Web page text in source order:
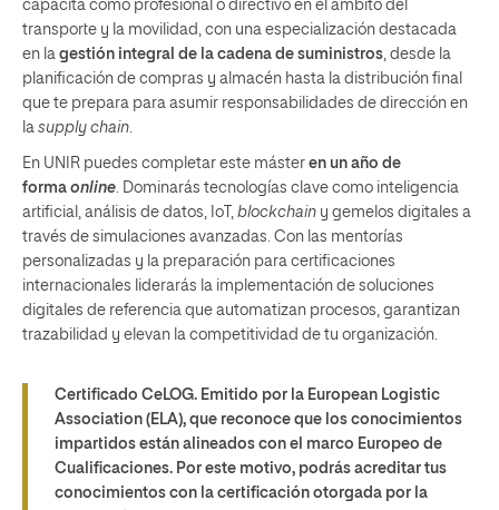
capacita como profesional o directivo en el ámbito del
transporte y la movilidad, con una especialización destacada
en la gestión integral de la cadena de suministros, desde la
planificación de compras y almacén hasta la distribución final
que te prepara para asumir responsabilidades de dirección en
la supply chain.
En UNIR puedes completar este máster en un año de
forma online. Dominarás tecnologías clave como inteligencia
artificial, análisis de datos, IoT, blockchain y gemelos digitales a
través de simulaciones avanzadas. Con las mentorías
personalizadas y la preparación para certificaciones
internacionales liderarás la implementación de soluciones
digitales de referencia que automatizan procesos, garantizan
trazabilidad y elevan la competitividad de tu organización.
Certificado CeLOG. Emitido por la European Logistic
Association (ELA), que reconoce que los conocimientos
impartidos están alineados con el marco Europeo de
Cualificaciones. Por este motivo, podrás acreditar tus
conocimientos con la certificación otorgada por la